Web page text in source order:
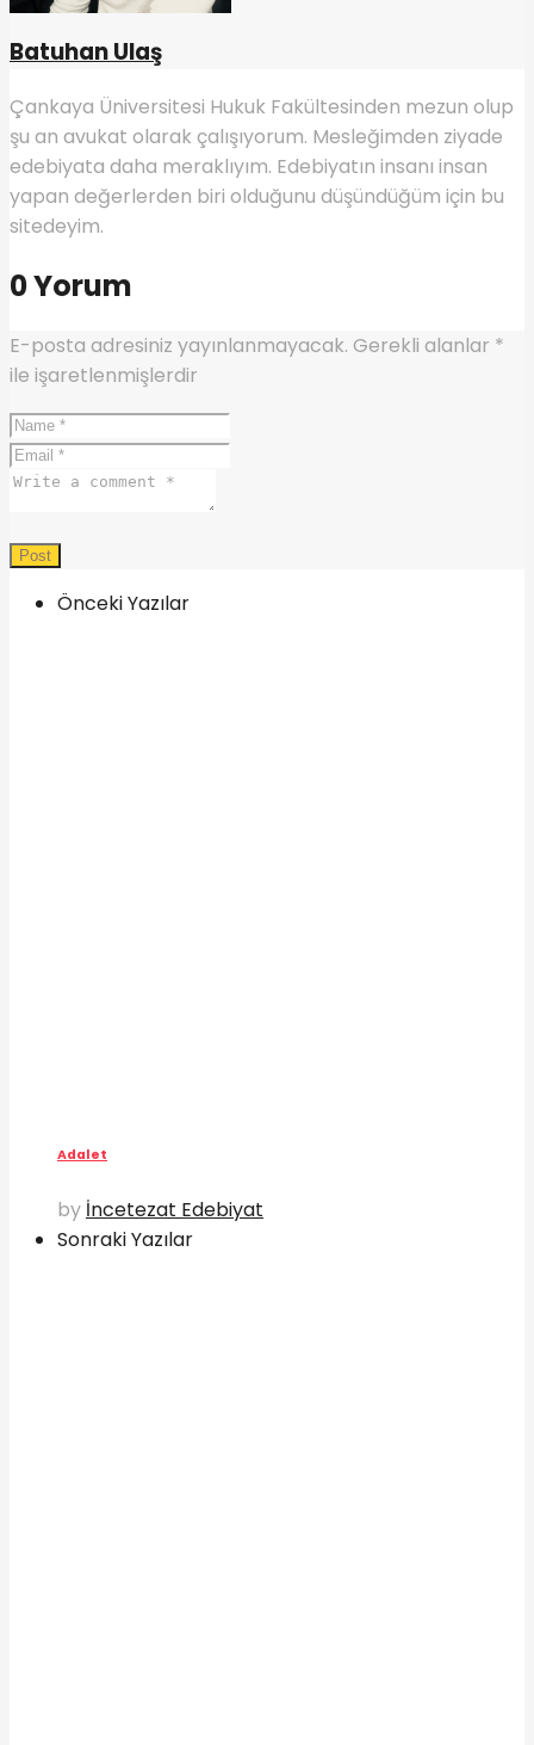
Batuhan Ulaş
Çankaya Üniversitesi Hukuk Fakültesinden mezun olup
şu an avukat olarak çalışıyorum. Mesleğimden ziyade
edebiyata daha meraklıyım. Edebiyatın insanı insan
yapan değerlerden biri olduğunu düşündüğüm için bu
sitedeyim.
0 Yorum
E-posta adresiniz yayınlanmayacak. Gerekli alanlar *
ile işaretlenmişlerdir
Önceki Yazılar
Adalet
by İncetezat Edebiyat
Sonraki Yazılar